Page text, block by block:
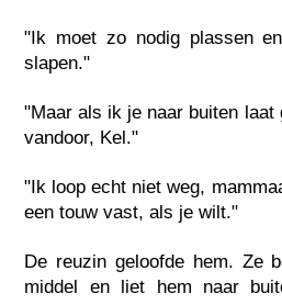
"Ik moet zo nodig plassen
slapen."
"Maar als ik je naar buiten laat
vandoor, Kel."
"Ik loop echt niet weg,
een touw vast, als je wilt."
De reuzin geloofde hem. Ze
middel en liet hem naar